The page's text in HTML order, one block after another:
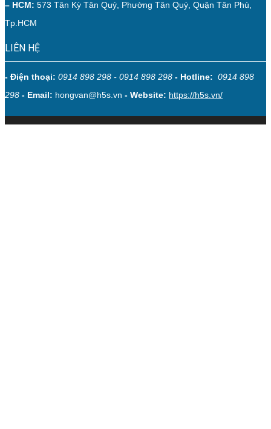
– HCM: 573 Tân Kỳ Tân Quý, Phường Tân Quý, Quận Tân Phú,
Tp.HCM
LIÊN HỆ
- Điện thoại: 0914 898 298 - 0914 898 298 - Hotline: 0914 898
298 - Email: hongvan@h5s.vn - Website: https://h5s.vn/